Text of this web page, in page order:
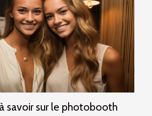
à savoir sur le photobooth